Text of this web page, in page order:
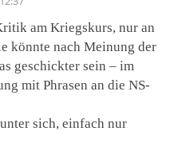
am Kriegskurs, nur an
könnte nach Meinung der
geschickter sein – im
mit Phrasen an die NS-
sich, einfach nur